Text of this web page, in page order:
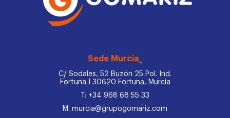
Sede Murcia_
C/ Sodales, 52 Buzón 25 Pol. Ind.
Fortuna I 30620 Fortuna, Murcia
T: +34 968 68 55 33
M: murcia@grupogomariz.com